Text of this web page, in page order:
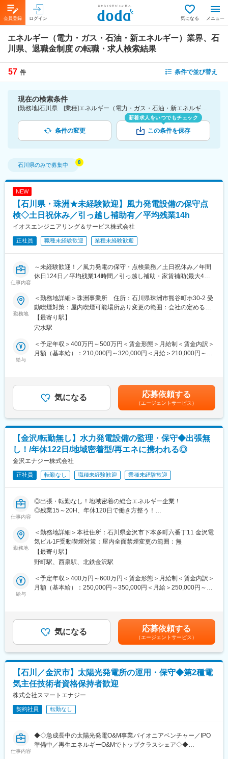
会員登録 ログイン 気になる メニュー
エネルギー（電力・ガス・石油・新エネルギー）業界、石
川県、退職金制度 の転職・求人検索結果
57 件 条件で並び替え
現在の検索条件
[勤務地]石川県 [業種]エネルギー（電力・ガス・石油・新エネルギー）業界 [詳細条件](待遇・福利厚生)退職金制度
条件の変更
新着求人をいつでもチェック
この条件を保存
石川県のみで募集中
NEW
【石川県・珠洲★未経験歓迎】風力発電設備の保守点
検◇土日祝休み／引っ越し補助有／平均残業14h
イオスエンジニアリング＆サービス株式会社
正社員 職種未経験歓迎 業種未経験歓迎
仕事内容
～未経験歓迎！／風力発電の保守・点検業務／土日祝休み／年間
休日124日／平均残業14時間／引っ越し補助・家賃補助(最大4万
■仕事内容：
風力発電のメンテナンスを行う当社にて、サービスエンジニアを
お任せします。
■業務詳細：
風力発電所にて、大型風車内のオイル・グリス・振動値・ボルト
の締め具合などが適正かどうかの点検をしたり、消耗品・風車主
幹部の大型品（ギアボックス・軸受けなど）の交換をします。
＊他事業所の応援・遠隔地風車の作業のために、出張していただ
く場合がございます。
■働く環境：
土日祝休み、年間休日124日、月の平均残業時間は14時間と非常
に良い就業環境です。また、資格支援制度や各種研修(国内外)が用
意されており、スキルアップをしながら就業していくことが可能
です。
■充実の福利厚生：
業がしやすい環境です。
＜一例＞
・家賃補助：家賃の70%（単身→上限3万円、扶養家族あり→上限
4万円）
・扶養補助：配偶者：1万円、配偶者以外の扶養親族：5千円
・連続特別有給休暇（5日間）あり
国内の大手風力発電デベロッパー日本風力開発グループの一員と
して、国内約300箇所の風力発電のO&M事業を実施しています。
世界の発電事業の投資の約20%は風力発電であり、日本もこれか
ら風力発電の大量導入時代を迎えようとしています。サステナブ
ルな社会を実現するために、風力発電所のO&Mを支える事を使命
に、事業拡大していく予定です。成長性の高い事業を展開する当
社での働く方をお待ちしております！
変更の範囲：会社の定める業務
勤務地
＜勤務地詳細＞珠洲事業所 住所：石川県珠洲市熊谷町ホ30-2 受
動喫煙対策：屋内喫煙可能場所あり変更の範囲：会社の定める事
業所
【最寄り駅】
穴水駅
給与
＜予定年収＞400万円～500万円＜賃金形態＞月給制＜賃金内訳＞
月額（基本給）：210,000円～320,000円＜月給＞210,000円～
以外の扶養親族：月5千賃金はあくまでも目安の金額であり、選考
を通じて上下する可能性があります。月給(月額)は固定手当を含め
た表記です。
気になる 応募依頼する
（エージェントサービス）
【金沢/転勤無し】水力発電設備の監理・保守◆出張無
し！/年休122日/地域密着型/再エネに携われる◎
金沢エナジー株式会社
正社員 転勤なし 職種未経験歓迎 業種未経験歓迎
仕事内容
◎出張・転勤なし！地域密着の総合エネルギー企業！
◎残業15～20H、年休120日で働き方整う！
■業務内容：
水力発電設備の保守保全・点検業務・取替計画・工事監理業務ま
で幅広い業務を担当いただきます。
＜具体的には…＞
・水力発電設備の点検計画の作成
・発電所の運用（ダムから流す水量の調整）
・行政、業者との調整
点検・メンテナンスの頻度は月1，2回でその他は本社での勤務と
なります。
メンテナンスは半日～1日で終了し、日帰りとなります。
＜働き方＞
月に3回ほど当直勤務がございます（手当あり）。
天候の関係で夜勤となる可能性はありますが、夜勤となった場合
は翌日お休みとなります。
■組織体制：
14名（ボリュームゾーン 30代）
■会社について：
勤務地
＜勤務地詳細＞本社住所：石川県金沢市下本多町六番丁11 金沢電
気ビル1F受動喫煙対策：屋内全面禁煙変更の範囲：無
【最寄り駅】
野町駅、西泉駅、北鉄金沢駅
給与
＜予定年収＞400万円～600万円＜賃金形態＞月給制＜賃金内訳＞
月額（基本給）：250,000円～350,000円＜月給＞250,000円～
選考を通じて上下する可能性があります。月給(月額)は固定手当を
含めた表記です。
気になる 応募依頼する
（エージェントサービス）
【石川／金沢市】太陽光発電所の運用・保守◆第2種電
気主任技術者資格保持者歓迎
株式会社スマートエナジー
契約社員 転勤なし
仕事内容
◆◇急成長中の太陽光発電O&M事業パイオニアベンチャー／IPO
準備中／再生エネルギーO&Mでトップクラスシェア◇◆